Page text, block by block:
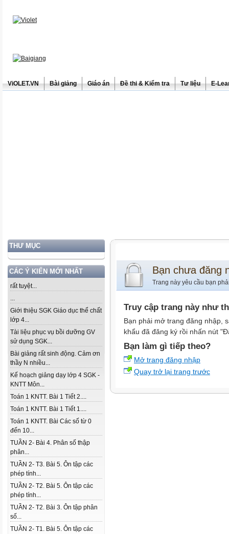
ViOLET.VN Bài giảng Giáo án Đề thi & Kiểm tra Tư liệu E-
THƯ MỤC
CÁC Ý KIẾN MỚI NHẤT
rất tuyệt...
...
Giới thiệu SGK Giáo dục thể chất
lớp 4...
Tài liệu phục vụ bồi dưỡng GV
sử dụng SGK...
Bài giảng rất sinh động. Cảm ơn
thầy N nhiều...
Kế hoạch giảng dạy lớp 4 SGK -
KNTT Môn...
Toán 1 KNTT. Bài 1 Tiết 2....
Toán 1 KNTT. Bài 1 Tiết 1....
Toán 1 KNTT. Bài Các số từ 0
đến 10...
TUẦN 2- Bài 4. Phân số thập
phân...
TUẦN 2- T3. Bài 5. Ôn tập các
phép tính...
TUẦN 2- T2. Bài 5. Ôn tập các
phép tính...
TUẦN 2- T2. Bài 3. Ôn tập phân
số...
TUẦN 2- T1. Bài 5. Ôn tập các
Bạn chưa đăng
Trang này yêu cầu bạn
Truy cập trang này như
Bạn phải mở trang đăng nhập,
khẩu đã đăng ký rồi nhấn nút
Bạn làm gì tiếp theo?
Mở trang đăng nhập
Quay trở lại trang trước